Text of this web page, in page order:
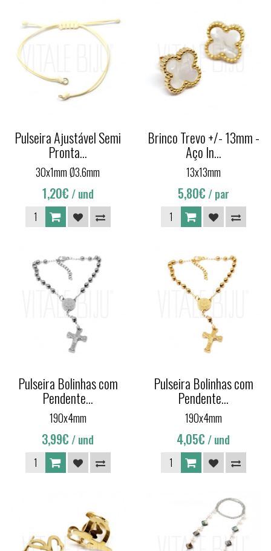
Pulseira Ajustável Semi
Pronta...
30x1mm Ø3.6mm
1,20€ / und
Brinco Trevo +/- 13mm -
Aço In...
13x13mm
5,80€ / par
Pulseira Bolinhas com
Pendente...
190x4mm
3,99€ / und
Pulseira Bolinhas com
Pendente...
190x4mm
4,05€ / und